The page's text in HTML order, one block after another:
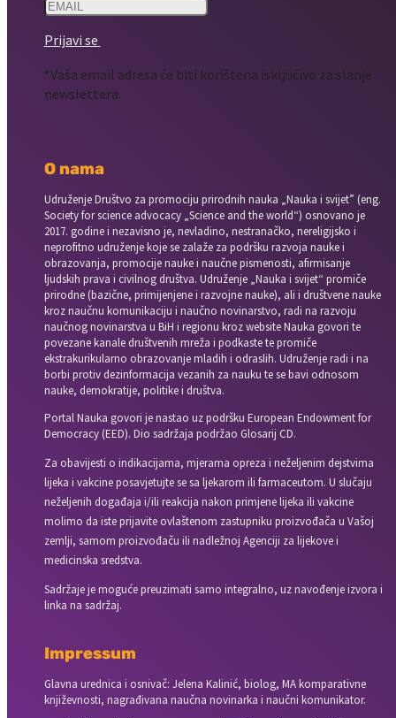
Prijavi se
*Vaša email adresa će biti korištena isključivo za slanje
newslettera.
O nama
Udruženje Društvo za promociju prirodnih nauka „Nauka i svijet” (eng.
Society for science advocacy „Science and the world“) osnovano je
2017. godine i nezavisno je, nevladino, nestranačko, nereligijsko i
neprofitno udruženje koje se zalaže za podršku razvoja nauke i
obrazovanja, promocije nauke i naučne pismenosti, afirmisanje
ljudskih prava i civilnog društva. Udruženje „Nauka i svijet“ promiče
prirodne (bazične, primijenjene i razvojne nauke), ali i društvene nauke
kroz naučnu komunikaciju i naučno novinarstvo, radi na razvoju
naučnog novinarstva u BiH i regionu kroz website Nauka govori te
povezane kanale društvenih mreža i podkaste te promiče
ekstrakurikularno obrazovanje mladih i odraslih. Udruženje radi i na
borbi protiv dezinformacija vezanih za nauku te se bavi odnosom
nauke, demokratije, politike i društva.
Portal Nauka govori je nastao uz podršku European Endowment for
Democracy (EED). Dio sadržaja podržao Glosarij CD.
Za obavijesti o indikacijama, mjerama opreza i neželjenim dejstvima
lijeka i vakcine posavjetujte se sa ljekarom ili farmaceutom. U slučaju
neželjenih događaja i/ili reakcija nakon primjene lijeka ili vakcine
molimo da iste prijavite ovlaštenom zastupniku proizvođača u Vašoj
zemlji, samom proizvođaču ili nadležnoj Agenciji za lijekove i
medicinska sredstva.
Sadržaje je moguće preuzimati samo integralno, uz navođenje izvora i
linka na sadržaj.
Impressum
Glavna urednica i osnivač: Jelena Kalinić, biolog, MA komparativne
književnosti, nagrađivana naučna novinarka i naučni komunikator.